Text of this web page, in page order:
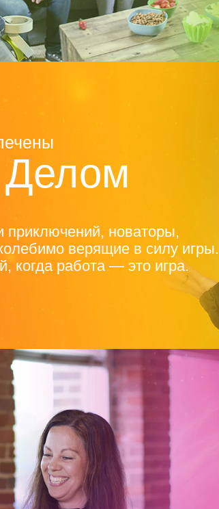
приключений, новаторы,
верящие в силу игры.
когда работа — это игра.